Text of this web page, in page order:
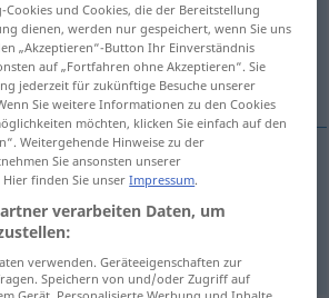
anklicken/antippen)
und Cookies, die der Bereitstellung
dienen, werden nur gespeichert, wenn Sie uns
„Akzeptieren“-Button Ihr Einverständnis
auf „Fortfahren ohne Akzeptieren“. Sie
jederzeit für zukünftige Besuche unserer
Sie weitere Informationen zu den Cookies
möchten, klicken Sie einfach auf den
Weitergehende Hinweise zu der
Sie ansonsten unserer
Hier finden Sie unserImpressum.
verarbeiten Daten, um
verwenden. Geräteeigenschaften zur
Speichern von und/oder Zugriff auf
Gerät. Personalisierte Werbung und Inhalte,